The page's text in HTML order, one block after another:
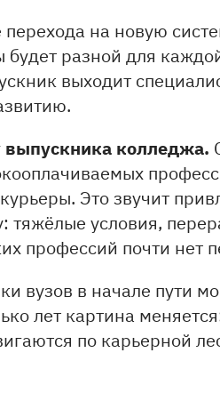
на новую
будет разной для
выходит
колледжа.
Это звучит
тяжёлые условия,
профессий почти нет
вузов в начале пути
лет картина
по карьерной